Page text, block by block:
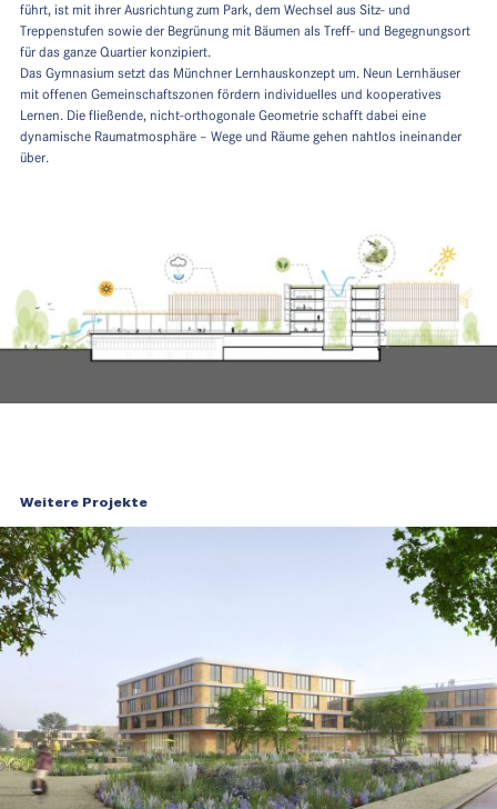
führt, ist mit ihrer Ausrichtung zum Park, dem Wechsel aus Sitz- und
Treppenstufen sowie der Begrünung mit Bäumen als Treff- und Begegnungsort
für das ganze Quartier konzipiert.
Das Gymnasium setzt das Münchner Lernhauskonzept um. Neun Lernhäuser
mit offenen Gemeinschaftszonen fördern individuelles und kooperatives
Lernen. Die fließende, nicht-orthogonale Geometrie schafft dabei eine
dynamische Raumatmosphäre – Wege und Räume gehen nahtlos ineinander
über.
Weitere Projekte